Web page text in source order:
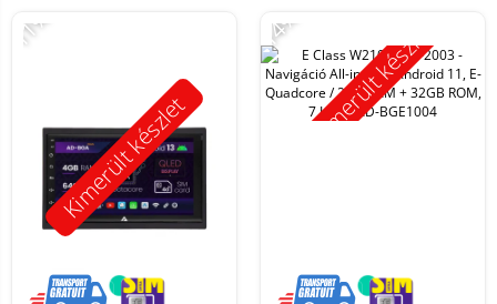
Kimerült készlet
-11% Kimerült készlet
-14%